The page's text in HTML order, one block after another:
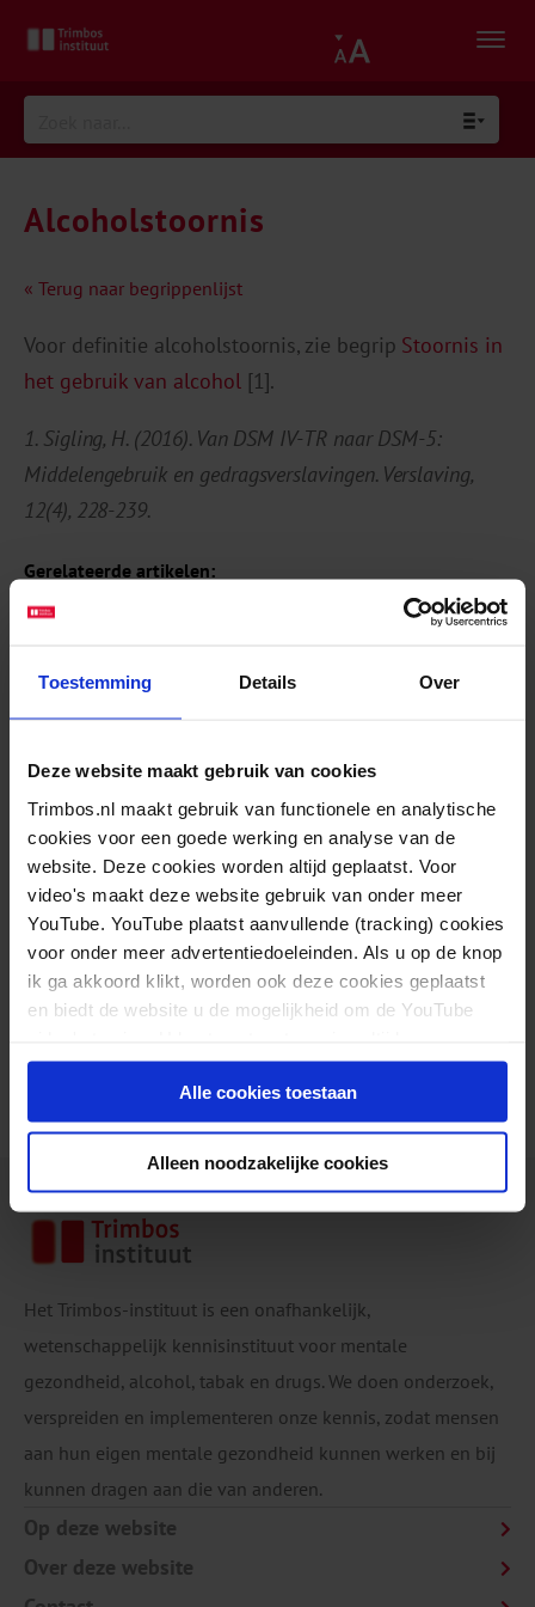
Toestemming Details Over
Deze website maakt gebruik van cookies
Trimbos.nl maakt gebruik van functionele en analytische
cookies voor een goede werking en analyse van de
website. Deze cookies worden altijd geplaatst. Voor
video's maakt deze website gebruik van onder meer
YouTube. YouTube plaatst aanvullende (tracking) cookies
voor onder meer advertentiedoeleinden. Als u op de knop
ik ga akkoord klikt, worden ook deze cookies geplaatst
en biedt de website u de mogelijkheid om de YouTube
intrekken.
Alle cookies toestaan
Alleen noodzakelijke cookies
Alcoholstoornis
« Terug naar begrippenlijst
Voor definitie alcoholstoornis, zie begrip Stoornis in
het gebruik van alcohol[1].
1. Sigling, H. (2016). Van DSM IV-TR naar DSM-5:
Middelengebruik en gedragsverslavingen. Verslaving,
12(4), 228-239.
Gerelateerde artikelen:
Onderzoeker Ron de Graaf gaat na mooie carrière
Alcoholstoornis verhoogt kans op een
Kinderen van ouders met psychische of
verslavingsproblemen moeten een prioriteit van ggz
preventie worden
Het aantal kinderen met een ouder met
psychische problemen of een verslaving is gestegen
Nieuwe kennisagenda geeft richting aan
toekomstig onderzoek voor KOPP/KOV
Het Trimbos-instituut is een onafhankelijk,
wetenschappelijk kennisinstituut voor mentale
gezondheid, alcohol, tabak en drugs. We doen onderzoek,
verspreiden en implementeren onze kennis, zodat mensen
aan hun eigen mentale gezondheid kunnen werken en bij
kunnen dragen aan die van anderen.
Op deze website
Over deze website